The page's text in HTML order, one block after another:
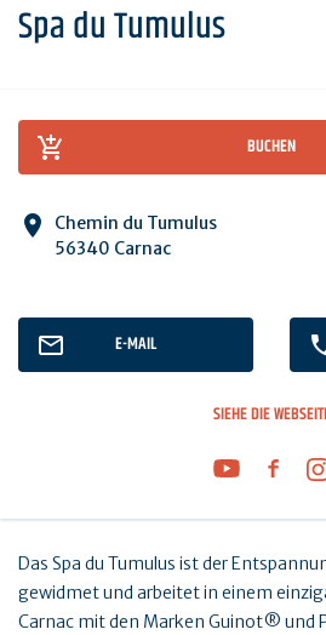
Spa du Tumulus
BUCHEN
Chemin du Tumulus
56340 Carnac
E-MAIL
SIEHE DIE
Das Spa du Tumulus ist der
gewidmet und arbeitet in einem
Carnac mit den Marken Guinot® und